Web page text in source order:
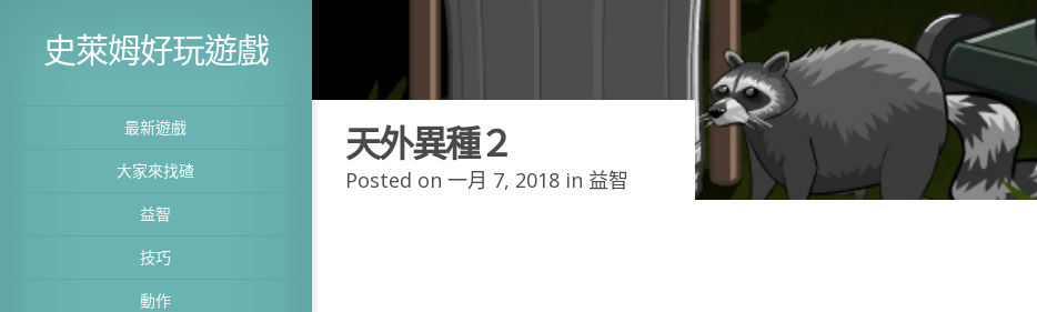
史萊姆好玩遊戲
最新遊戲
大家來找碴
益智
技巧
動作
天外異種２
Posted on 一月 7, 2018 in 益智